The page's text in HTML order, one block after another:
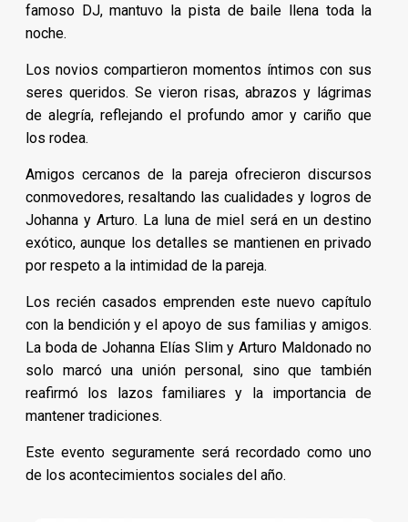
famoso DJ, mantuvo la pista de baile llena toda la
noche.
Los novios compartieron momentos íntimos con sus
seres queridos. Se vieron risas, abrazos y lágrimas
de alegría, reflejando el profundo amor y cariño que
los rodea.
Amigos cercanos de la pareja ofrecieron discursos
conmovedores, resaltando las cualidades y logros de
Johanna y Arturo. La luna de miel será en un destino
exótico, aunque los detalles se mantienen en privado
por respeto a la intimidad de la pareja.
Los recién casados emprenden este nuevo capítulo
con la bendición y el apoyo de sus familias y amigos.
La boda de Johanna Elías Slim y Arturo Maldonado no
solo marcó una unión personal, sino que también
reafirmó los lazos familiares y la importancia de
mantener tradiciones.
Este evento seguramente será recordado como uno
de los acontecimientos sociales del año.